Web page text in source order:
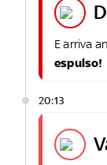
E arriva
espulso!
20:13